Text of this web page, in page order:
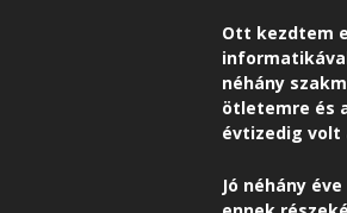
Ott kezdtem
néhány
ötletemre és
évtizedig volt
Jó néhány